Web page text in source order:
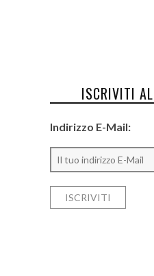
ISCRIVITI
Indirizzo E-Mail: